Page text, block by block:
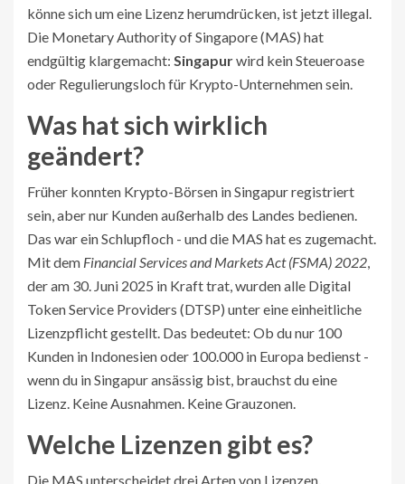
könne sich um eine Lizenz herumdrücken, ist jetzt illegal.
Die Monetary Authority of Singapore (MAS) hat
endgültig klargemacht: Singapurwird kein Steueroase
oder Regulierungsloch für Krypto-Unternehmen sein.
Was hat sich wirklich
geändert?
Früher konnten Krypto-Börsen in Singapur registriert
sein, aber nur Kunden außerhalb des Landes bedienen.
Das war ein Schlupfloch - und die MAS hat es zugemacht.
Mit dem Financial Services and Markets Act (FSMA) 2022,
der am 30. Juni 2025 in Kraft trat, wurden alle Digital
Token Service Providers (DTSP) unter eine einheitliche
Lizenzpflicht gestellt. Das bedeutet: Ob du nur 100
Kunden in Indonesien oder 100.000 in Europa bedienst -
wenn du in Singapur ansässig bist, brauchst du eine
Lizenz. Keine Ausnahmen. Keine Grauzonen.
Welche Lizenzen gibt es?
Die MAS unterscheidet drei Arten von Lizenzen,